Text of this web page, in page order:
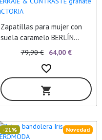
Zapatillas para mujer con
suela caramelo BERLÍN
CICLISTA SERRAJE &
79,90 € 64,00 €
favorite_border
shopping_cart
Novedad
-21%